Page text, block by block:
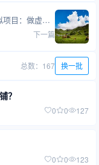
拼多多虚拟项目：做虚拟电商需要准备哪些设备和资金？
下一篇
总数：167 换一批
？
0 0 127
0 0 123